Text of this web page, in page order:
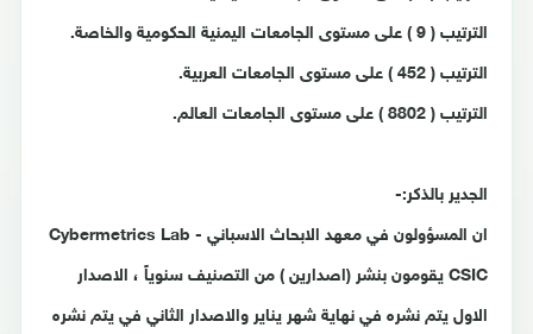
الترتيب ( 9 ) على مستوى الجامعات اليمنية الحكومية والخاصة.
الترتيب ( 452 ) على مستوى الجامعات العربية.
الترتيب ( 8802 ) على مستوى الجامعات العالم.
الجدير بالذكر:-
ان المسؤولون في معهد الابحاث الاسباني Cybermetrics Lab -
CSIC يقومون بنشر (اصدارين ) من التصنيف سنوياً ، الاصدار
الاول يتم نشره في نهاية شهر يناير والاصدار الثاني في يتم نشره